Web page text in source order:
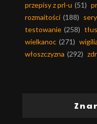
przepisy z prl-u (51)
rozmaitości (188) sery
testowanie (258)
wielkanoc (271)
włoszczyzna (292)